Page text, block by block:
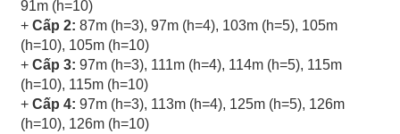
91m (h=10)
+ Cấp 2: 87m (h=3), 97m (h=4), 103m (h=5), 105m
(h=10), 105m (h=10)
+ Cấp 3: 97m (h=3), 111m (h=4), 114m (h=5), 115m
(h=10), 115m (h=10)
+ Cấp 4: 97m (h=3), 113m (h=4), 125m (h=5), 126m
(h=10), 126m (h=10)